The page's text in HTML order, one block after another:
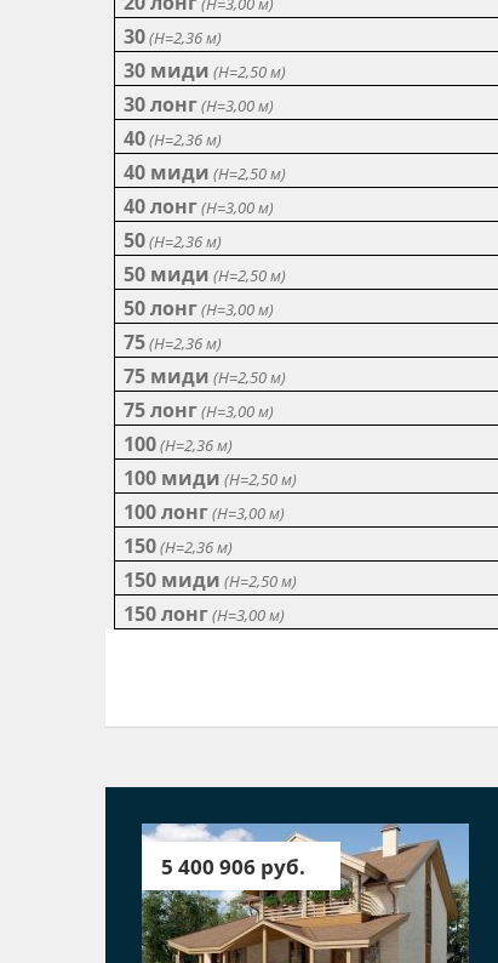
30(Н=2,36 м)
30 миди (Н=2,50 м)
30 лонг(Н=3,00 м)
40(Н=2,36 м)
40 миди (Н=2,50 м)
40 лонг(Н=3,00 м)
50(Н=2,36 м)
50 миди (Н=2,50 м)
50 лонг(Н=3,00 м)
75(Н=2,36 м)
75 миди (Н=2,50 м)
75 лонг(Н=3,00 м)
100(Н=2,36 м)
100 миди (Н=2,50 м)
100 лонг(Н=3,00 м)
150(Н=2,36 м)
150 миди (Н=2,50 м)
150 лонг(Н=3,00 м)
5 400 906 руб.